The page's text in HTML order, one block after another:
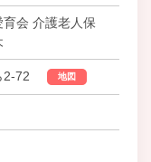
会 介護老人保
2-72 地図